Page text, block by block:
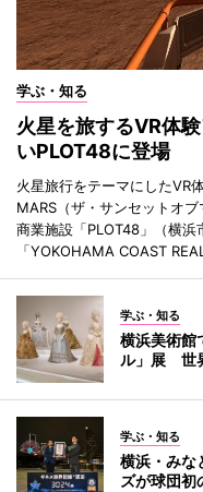
学ぶ・知る
火星を旅するVR体
いPLOT48に登場
火星旅行をテーマにしたVR
MARS（ザ・サンセットオ
商業施設「PLOT48」（横
「YOKOHAMA COAST
学ぶ・知る
横浜美術館
ル」展 世
学ぶ・知る
横浜・み
ズが球団初